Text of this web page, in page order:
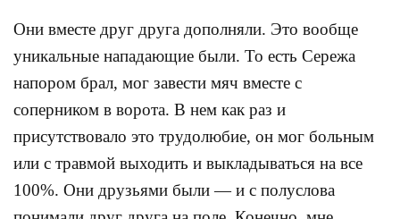
Они вместе друг друга дополняли. Это вообще
уникальные нападающие были. То есть Сережа
напором брал, мог завести мяч вместе с
соперником в ворота. В нем как раз и
присутствовало это трудолюбие, он мог больным
или с травмой выходить и выкладываться на все
100%. Они друзьями были — и с полуслова